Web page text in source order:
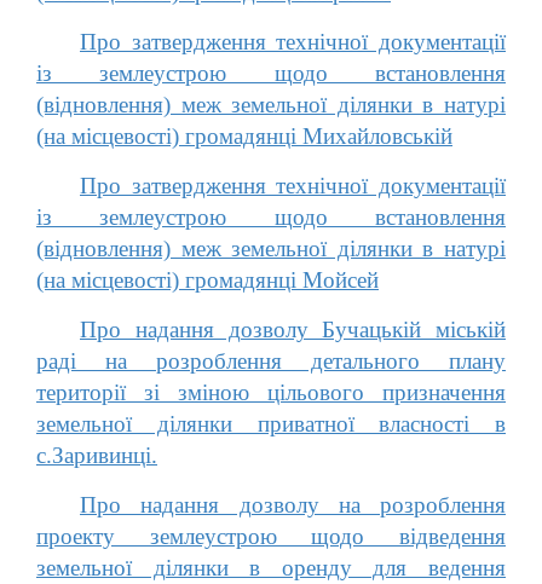
Про затвердження технічної документації
із землеустрою щодо встановлення
(відновлення) меж земельної ділянки в натурі
(на місцевості) громадянці Михайловській
Про затвердження технічної документації
із землеустрою щодо встановлення
(відновлення) меж земельної ділянки в натурі
(на місцевості) громадянці Мойсей
Про надання дозволу Бучацькій міській
раді на розроблення детального плану
території зі зміною цільового призначення
земельної ділянки приватної власності в
с.Заривинці.
Про надання дозволу на розроблення
проекту землеустрою щодо відведення
земельної ділянки в оренду для ведення